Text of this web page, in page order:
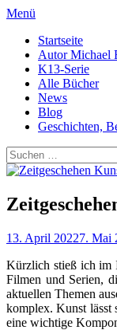
Menü
mnbooks.de
Geschichten von
Primäres
Menü
Zum
Inhalt
springen
Startseite
Autor Michael
K13-Serie
Alle Bücher
News
Blog
Geschichten,
Suchen
Suchen
nach:
Veröffentlicht
13. April 20227. Mai
Kürzlich stieß ich im
Filmen und Serien,
aktuellen Themen
komplex. Kunst lässt
eine wichtige